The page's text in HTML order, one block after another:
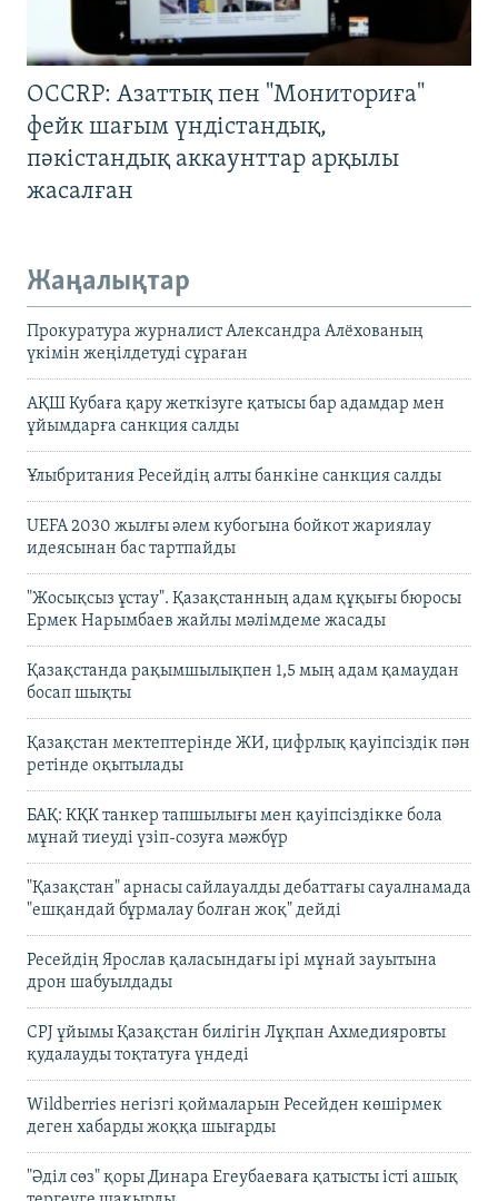
OCCRP: Азаттық пен "Мониториға"
фейк шағым үндістандық,
пәкістандық аккаунттар арқылы
жасалған
Жаңалықтар
Прокуратура журналист Александра Алёхованың
үкімін жеңілдетуді сұраған
АҚШ Кубаға қару жеткізуге қатысы бар адамдар мен
ұйымдарға санкция салды
Ұлыбритания Ресейдің алты банкіне санкция салды
UEFA 2030 жылғы әлем кубогына бойкот жариялау
идеясынан бас тартпайды
"Жосықсыз ұстау". Қазақстанның адам құқығы бюросы
Ермек Нарымбаев жайлы мәлімдеме жасады
Қазақстанда рақымшылықпен 1,5 мың адам қамаудан
босап шықты
Қазақстан мектептерінде ЖИ, цифрлық қауіпсіздік пән
ретінде оқытылады
БАҚ: КҚК танкер тапшылығы мен қауіпсіздікке бола
мұнай тиеуді үзіп-созуға мәжбүр
"Қазақстан" арнасы сайлауалды дебаттағы сауалнамада
"ешқандай бұрмалау болған жоқ" дейді
Ресейдің Ярослав қаласындағы ірі мұнай зауытына
дрон шабуылдады
CPJ ұйымы Қазақстан билігін Лұқпан Ахмедияровты
қудалауды тоқтатуға үндеді
Wildberries негізгі қоймаларын Ресейден көшірмек
деген хабарды жоққа шығарды
"Әділ сөз" қоры Динара Егеубаеваға қатысты істі ашық